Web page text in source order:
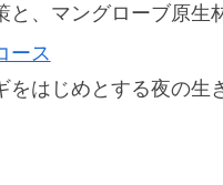
と、マングローブ原生
ース
をはじめとする夜の生